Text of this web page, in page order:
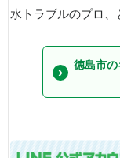
水トラブルのプロ
徳島市